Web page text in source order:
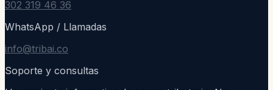
302 319 46 36
WhatsApp / Llamadas
info@tribai.co
Soporte y consultas